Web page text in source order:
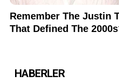
HABERLER